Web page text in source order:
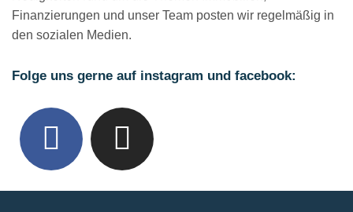
Finanzierungen und unser Team posten wir regelmäßig in
den sozialen Medien.
Folge uns gerne auf instagram und facebook: